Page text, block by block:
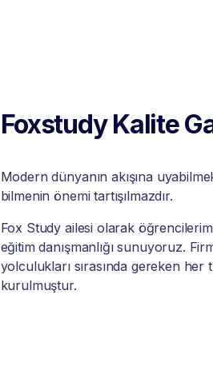
Foxstudy Kalite
Modern dünyanın akışına
bilmenin önemi tartışılmazdır.
Fox Study ailesi olarak
eğitim danışmanlığı sunuyoruz.
yolculukları sırasında gereken
kurulmuştur.